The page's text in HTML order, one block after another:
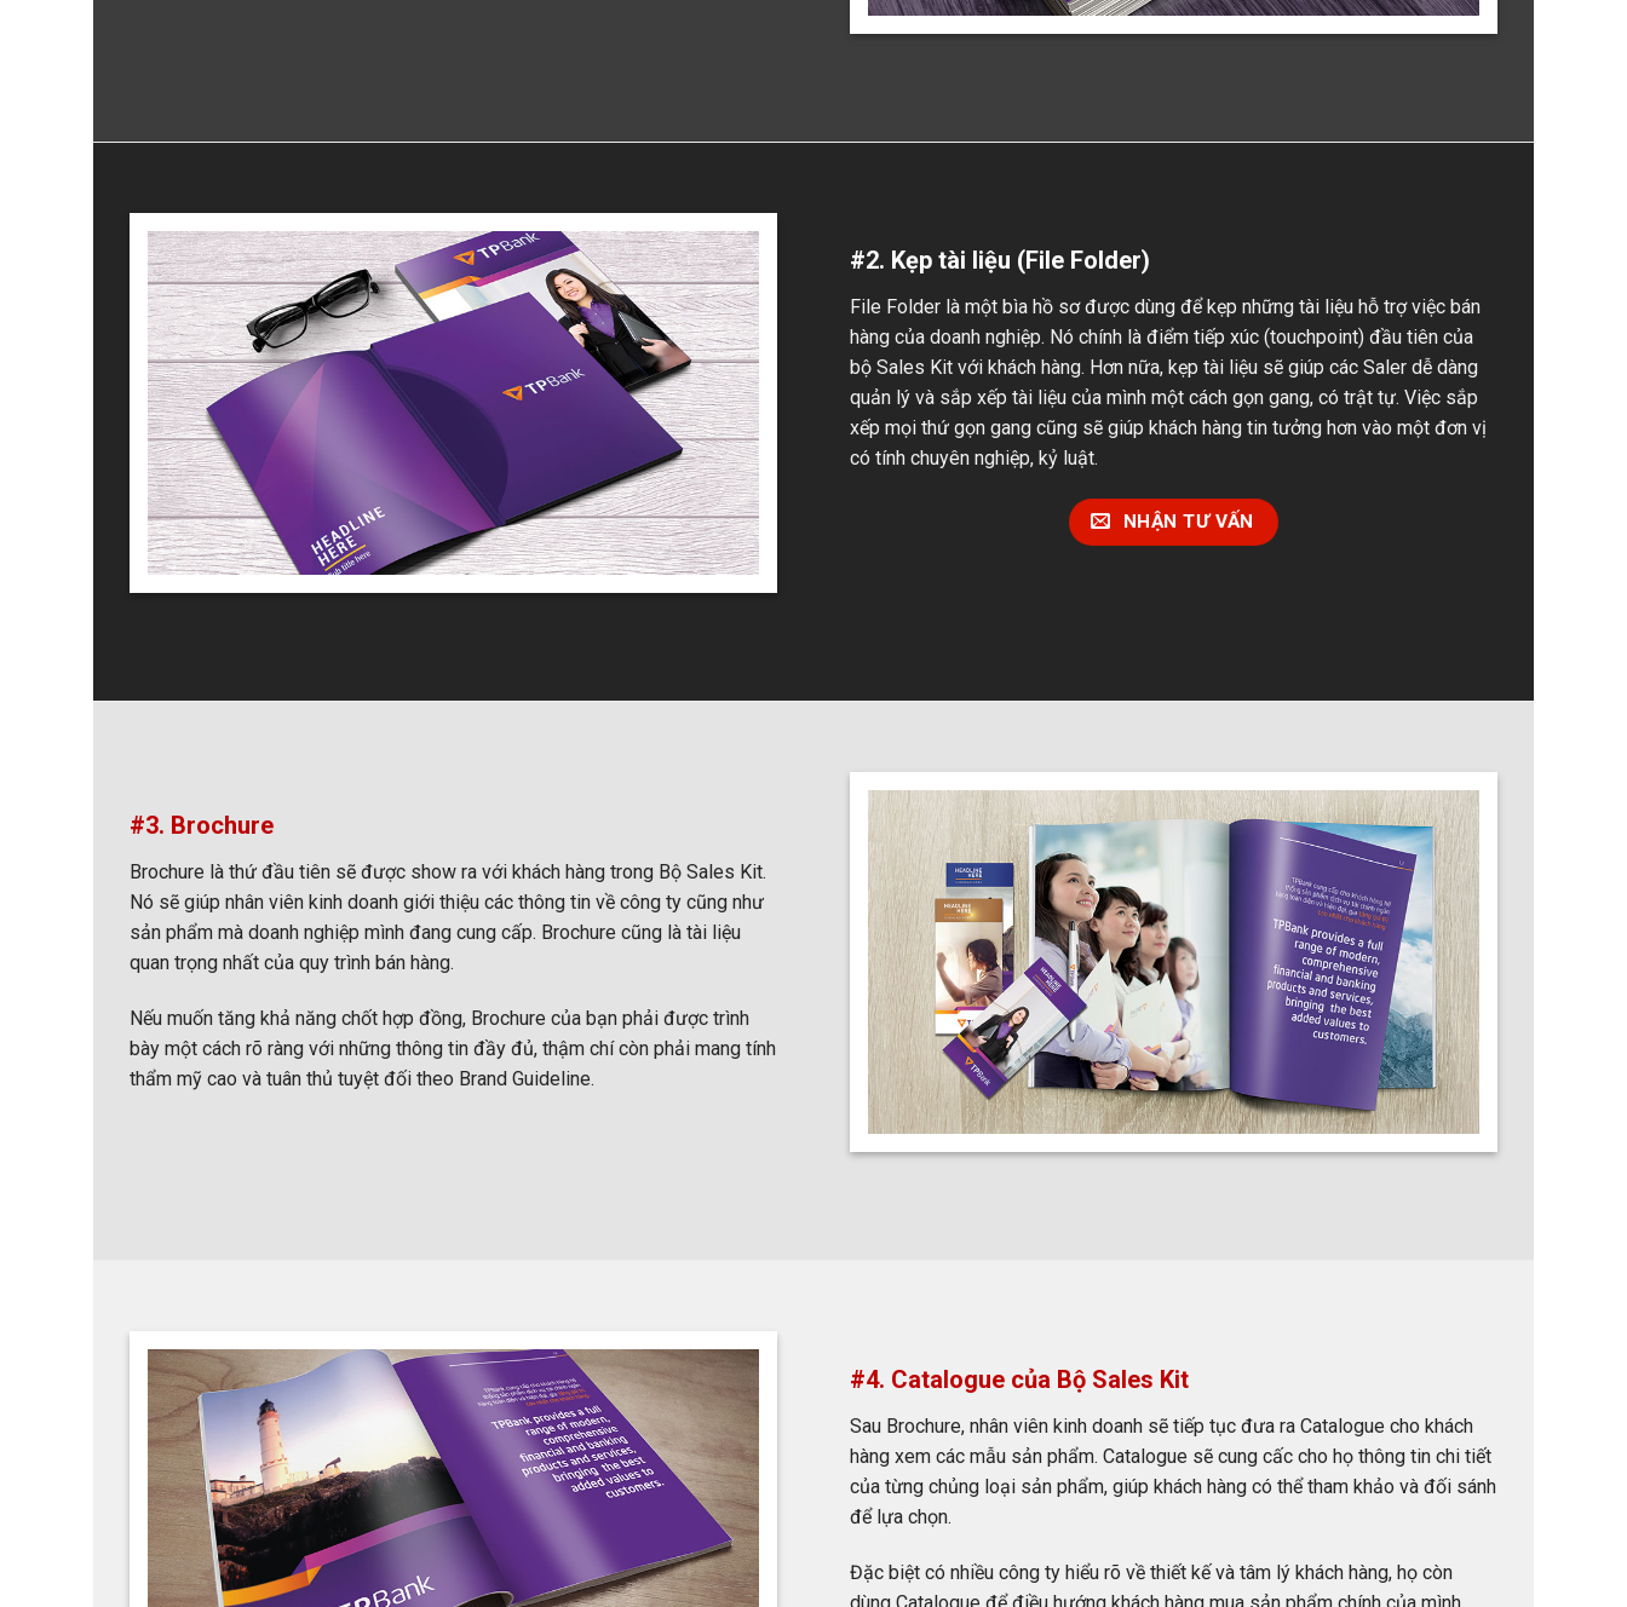
#2. Kẹp tài liệu (File Folder)
File Folder là một bìa hồ sơ được dùng để kẹp những tài liệu hỗ trợ việc bán
hàng của doanh nghiệp. Nó chính là điểm tiếp xúc (touchpoint) đầu tiên của
bộ Sales Kit với khách hàng. Hơn nữa, kẹp tài liệu sẽ giúp các Saler dễ dàng
quản lý và sắp xếp tài liệu của mình một cách gọn gang, có trật tự. Việc sắp
xếp mọi thứ gọn gang cũng sẽ giúp khách hàng tin tưởng hơn vào một đơn vị
có tính chuyên nghiệp, kỷ luật.
NHẬN TƯ VẤN
#3. Brochure
Brochure là thứ đầu tiên sẽ được show ra với khách hàng trong Bộ Sales Kit.
Nó sẽ giúp nhân viên kinh doanh giới thiệu các thông tin về công ty cũng như
sản phẩm mà doanh nghiệp mình đang cung cấp. Brochure cũng là tài liệu
quan trọng nhất của quy trình bán hàng.
Nếu muốn tăng khả năng chốt hợp đồng, Brochure của bạn phải được trình
bày một cách rõ ràng với những thông tin đầy đủ, thậm chí còn phải mang tính
thẩm mỹ cao và tuân thủ tuyệt đối theo Brand Guideline.
#4. Catalogue của Bộ Sales Kit
Sau Brochure, nhân viên kinh doanh sẽ tiếp tục đưa ra Catalogue cho khách
hàng xem các mẫu sản phẩm. Catalogue sẽ cung cấc cho họ thông tin chi tiết
của từng chủng loại sản phẩm, giúp khách hàng có thể tham khảo và đối sánh
để lựa chọn.
Đặc biệt có nhiều công ty hiểu rõ về thiết kế và tâm lý khách hàng, họ còn